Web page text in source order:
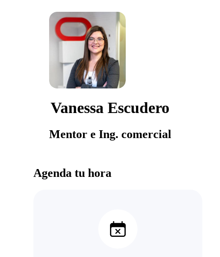
Vanessa Escudero
Mentor e Ing. comercial
Agenda tu hora